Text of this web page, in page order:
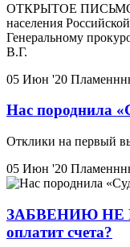
ОТКРЫТОЕ ПИСЬМО
населения
Генеральному
В.Г.
05 Июн '20
Нас породнила
Отклики на первый
05 Июн '20
ЗАБВЕНИЮ НЕ
оплатит счета?